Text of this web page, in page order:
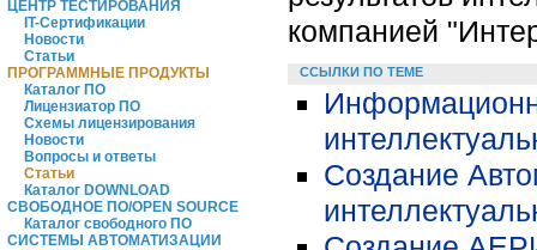
ЦЕНТР ТЕСТИРОВАНИЯ
IT-Сертификации
Новости
Статьи
ПРОГРАММНЫЕ ПРОДУКТЫ
Каталог ПО
Лицензиатор ПО
Схемы лицензирования
Новости
Вопросы и ответы
Статьи
Каталог DOWNLOAD
СВОБОДНОЕ ПО/OPEN SOURCE
Каталог свободного ПО
СИСТЕМЫ АВТОМАТИЗАЦИИ
компанией
ССЫЛКИ ПО ТЕМЕ
Создание